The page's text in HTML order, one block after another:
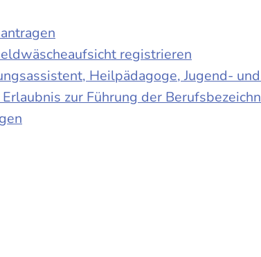
registrieren
Heilpädagoge, Jugend-
zur Führung der